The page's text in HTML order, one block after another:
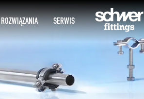
ROZWIĄZANIA SERWIS